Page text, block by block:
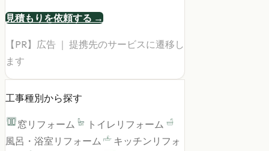
見積もりを依頼する →
【PR】広告 ｜ 提携先のサービスに遷移し
ます
工事種別から探す
窓リフォーム
トイレリフォーム
風呂・浴室リフォーム
キッチンリフォ